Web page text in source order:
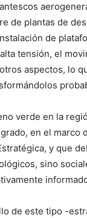
de plantas de
de
tensión, el
aspectos, lo
verde en la
en el marco
y que
sino
de este tipo -